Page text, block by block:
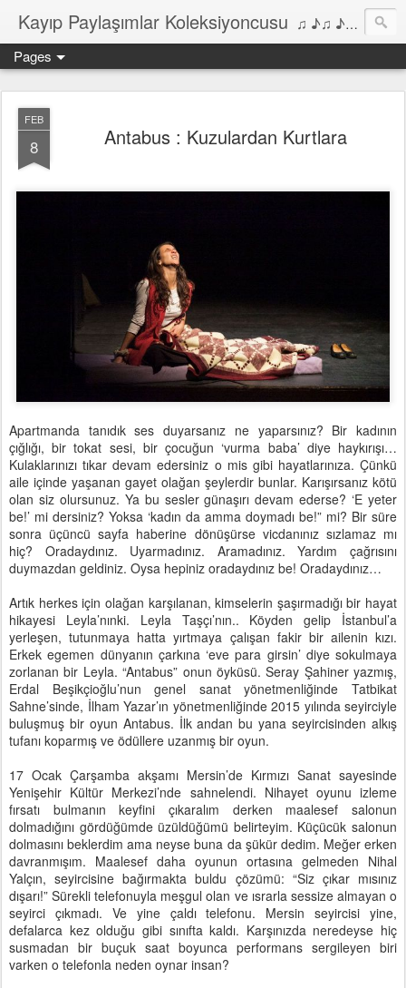
Kayıp Paylaşımlar Koleksiyoncusu ♫ ♪♫ ♪ ♫ ♪♫ ♪•♫♪ 2006'dan bu yana Film, Dizi, Müzik ve Kitaplar üzerine Yazılar Diyarı...
Pages
FEB
8 Antabus : Kuzulardan Kurtlara
Apartmanda tanıdık ses duyarsanız ne yaparsınız? Bir kadının
çığlığı, bir tokat sesi, bir çocuğun ‘vurma baba’ diye haykırışı…
Kulaklarınızı tıkar devam edersiniz o mis gibi hayatlarınıza. Çünkü
aile içinde yaşanan gayet olağan şeylerdir bunlar. Karışırsanız kötü
olan siz olursunuz. Ya bu sesler günaşırı devam ederse? ‘E yeter
be!’ mi dersiniz? Yoksa ‘kadın da amma doymadı be!” mi? Bir süre
sonra üçüncü sayfa haberine dönüşürse vicdanınız sızlamaz mı
hiç? Oradaydınız. Uyarmadınız. Aramadınız. Yardım çağrısını
duymazdan geldiniz. Oysa hepiniz oradaydınız be! Oradaydınız…
Artık herkes için olağan karşılanan, kimselerin şaşırmadığı bir hayat
hikayesi Leyla’nınki. Leyla Taşçı’nın.. Köyden gelip İstanbul’a
yerleşen, tutunmaya hatta yırtmaya çalışan fakir bir ailenin kızı.
Erkek egemen dünyanın çarkına ‘eve para girsin’ diye sokulmaya
zorlanan bir Leyla. “Antabus” onun öyküsü. Seray Şahiner yazmış,
Erdal Beşikçioğlu’nun genel sanat yönetmenliğinde Tatbikat
Sahne’sinde, İlham Yazar’ın yönetmenliğinde 2015 yılında seyirciyle
buluşmuş bir oyun Antabus. İlk andan bu yana seyircisinden alkış
tufanı koparmış ve ödüllere uzanmış bir oyun.
17 Ocak Çarşamba akşamı Mersin’de Kırmızı Sanat sayesinde
Yenişehir Kültür Merkezi’nde sahnelendi. Nihayet oyunu izleme
fırsatı bulmanın keyfini çıkaralım derken maalesef salonun
dolmadığını gördüğümde üzüldüğümü belirteyim. Küçücük salonun
dolmasını beklerdim ama neyse buna da şükür dedim. Meğer erken
davranmışım. Maalesef daha oyunun ortasına gelmeden Nihal
Yalçın, seyircisine bağırmakta buldu çözümü: “Siz çıkar mısınız
dışarı!” Sürekli telefonuyla meşgul olan ve ısrarla sessize almayan o
seyirci çıkmadı. Ve yine çaldı telefonu. Mersin seyircisi yine,
defalarca kez olduğu gibi sınıfta kaldı. Karşınızda neredeyse hiç
susmadan bir buçuk saat boyunca performans sergileyen biri
varken o telefonla neden oynar insan?